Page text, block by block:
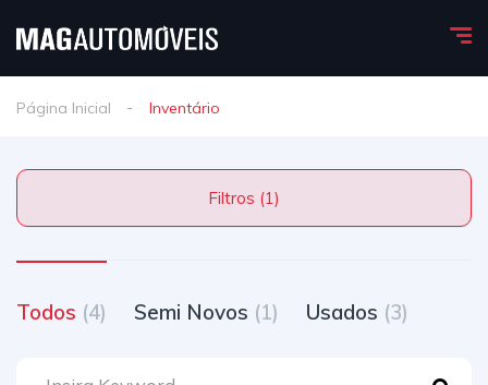
Página Inicial Inventário
Filtros (1)
Todos (4) Semi Novos (1) Usados (3)